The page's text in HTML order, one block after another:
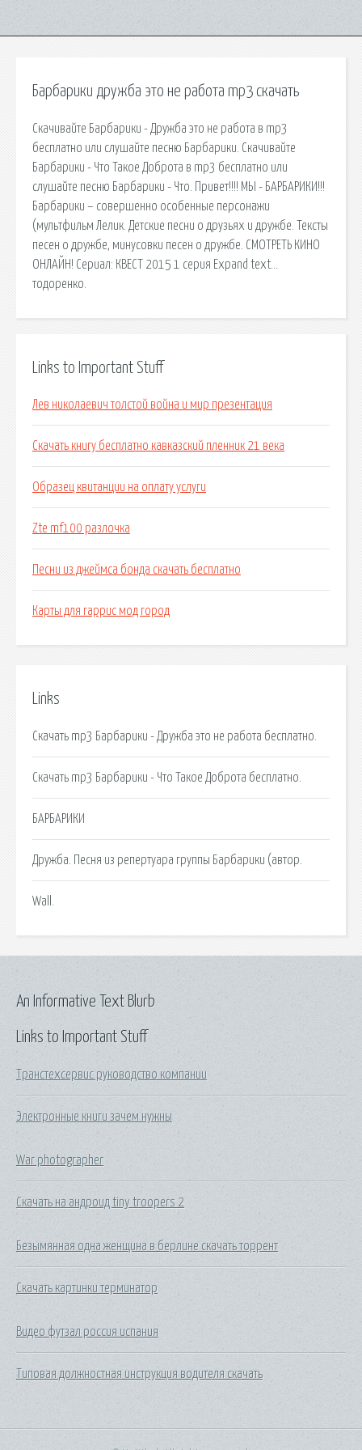
Барбарики дружба это не работа mp3 скачать
Скачивайте Барбарики - Дружба это не работа в mp3
бесплатно или слушайте песню Барбарики. Скачивайте
Барбарики - Что Такое Доброта в mp3 бесплатно или
слушайте песню Барбарики - Что. Привет!!!! МЫ - БАРБАРИКИ!!!
Барбарики – совершенно особенные персонажи
(мультфильм Лелик. Детские песни о друзьях и дружбе. Тексты
песен о дружбе, минусовки песен о дружбе. СМОТРЕТЬ КИНО
ОНЛАЙН! Сериал: КВЕСТ 2015 1 серия Expand text…
тодоренко.
Links to Important Stuff
Лев николаевич толстой война и мир презентация
Скачать книгу бесплатно кавказский пленник 21 века
Образец квитанции на оплату услуги
Zte mf100 разлочка
Песни из джеймса бонда скачать бесплатно
Карты для гаррис мод город
Links
Скачать mp3 Барбарики - Дружба это не работа бесплатно.
Скачать mp3 Барбарики - Что Такое Доброта бесплатно.
БАРБАРИКИ
Дружба. Песня из репертуара группы Барбарики (автор.
Wall.
Links to Important Stuff
Транстехсервис руководство компании
Электронные книги зачем нужны
War photographer
Скачать на андроид tiny troopers 2
Безымянная одна женщина в берлине скачать торрент
Скачать картинки терминатор
Видео футзал россия испания
Типовая должностная инструкция водителя скачать
An Informative Text Blurb